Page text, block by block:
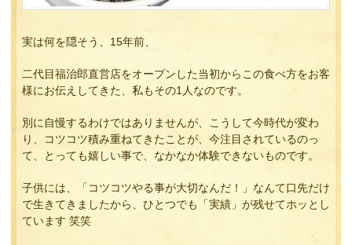
実は何を隠そう、15年前、
二代目福治郎直営店をオープンした当初からこの食べ方をお客
様にお伝えしてきた、私もその1人なのです。
別に自慢するわけではありませんが、こうして今時代が変わ
り、コツコツ積み重ねてきたことが、今注目されているのっ
て、とっても嬉しい事で、なかなか体験できないものです。
子供には、「コツコツやる事が大切なんだ！」なんて口先だけ
で生きてきましたから、ひとつでも「実績」が残せてホッとし
ています 笑笑